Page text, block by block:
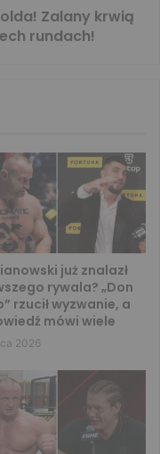
Zalany krwią
rundach!
już znalazł
rywala? „Don
rzucił wyzwanie, a
mówi wiele
2026